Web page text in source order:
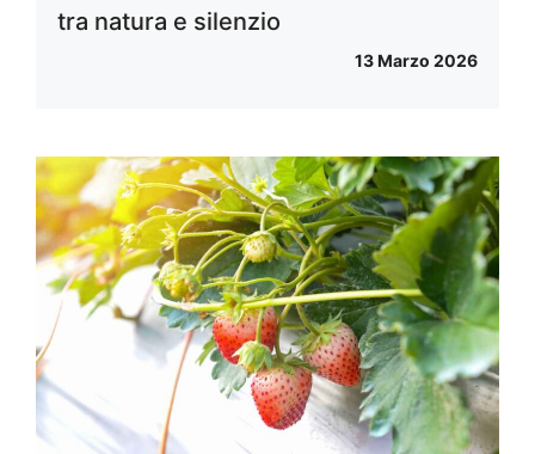
tra natura e silenzio
13 Marzo 2026